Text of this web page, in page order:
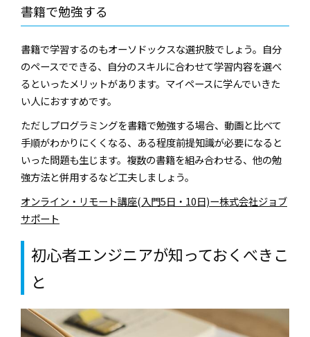
書籍で勉強する
書籍で学習するのもオーソドックスな選択肢でしょう。自分
のペースでできる、自分のスキルに合わせて学習内容を選べ
るといったメリットがあります。マイペースに学んでいきた
い人におすすめです。
ただしプログラミングを書籍で勉強する場合、動画と比べて
手順がわかりにくくなる、ある程度前提知識が必要になると
いった問題も生じます。複数の書籍を組み合わせる、他の勉
強方法と併用するなど工夫しましょう。
オンライン・リモート講座(入門5日・10日)ー株式会社ジョブ
サポート
初心者エンジニアが知っておくべきこ
と